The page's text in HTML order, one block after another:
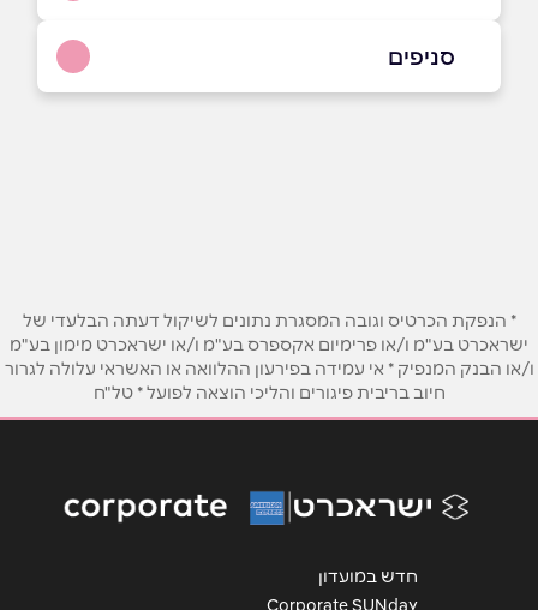
בפייסבוק
אימייל*
אנא חזרו אלי בקשר ל...
סניפים
* הנפקת הכרטיס וגובה המסגרת נתונים לשיקול דעתה הבלעדי של
ישראכרט בע"מ ו/או פרימיום אקספרס בע"מ ו/או ישראכרט מימון בע"מ
ו/או הבנק המנפיק * אי עמידה בפירעון ההלוואה או האשראי עלולה לגרור
חיוב בריבית פיגורים והליכי הוצאה לפועל * טל"ח
חדש במועדון
Corporate SUNday